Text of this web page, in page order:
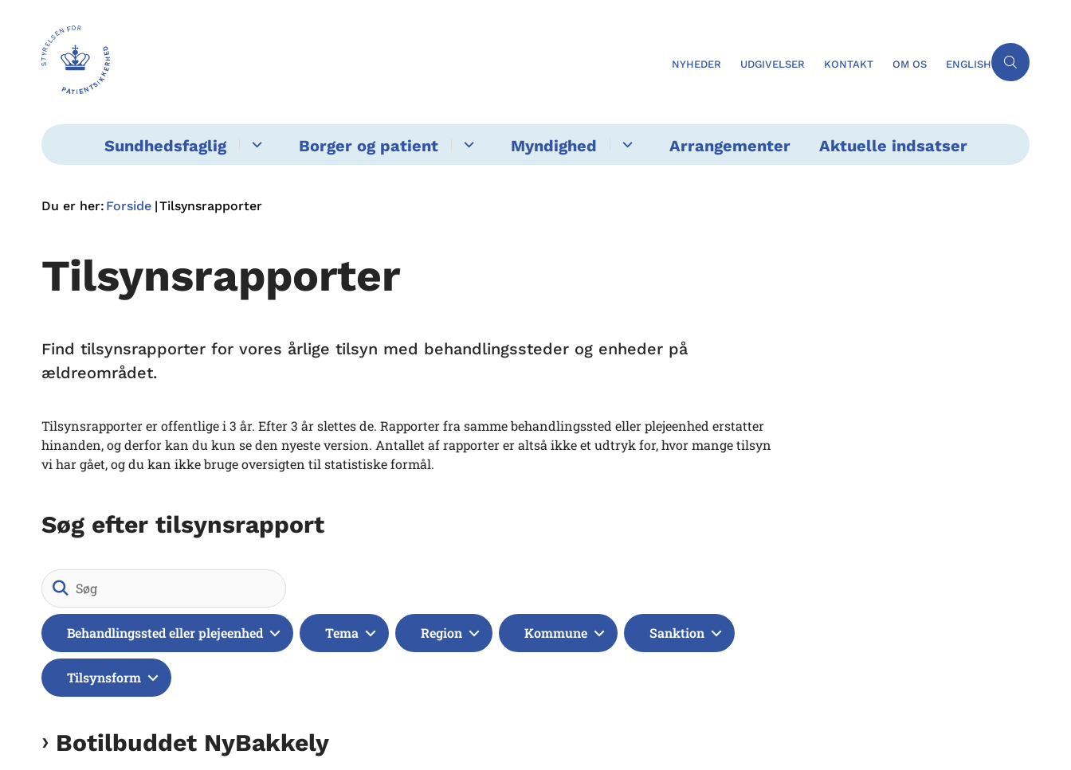
NYHEDER UDGIVELSER KONTAKT OM OS ENGLISH
Sundhedsfaglig Borger og patient Myndighed Arrangementer Aktuelle indsatser
Du er her: Forside Tilsynsrapporter
Tilsynsrapporter
Find tilsynsrapporter for vores årlige tilsyn med behandlingssteder og enheder på
ældreområdet.
Tilsynsrapporter er offentlige i 3 år. Efter 3 år slettes de. Rapporter fra samme behandlingssted eller plejeenhed erstatter
hinanden, og derfor kan du kun se den nyeste version. Antallet af rapporter er altså ikke et udtryk for, hvor mange tilsyn
vi har gået, og du kan ikke bruge oversigten til statistiske formål.
Søg efter tilsynsrapport
Behandlingssted eller plejeenhed Tema Region Kommune Sanktion
Tilsynsform
Botilbuddet NyBakkely